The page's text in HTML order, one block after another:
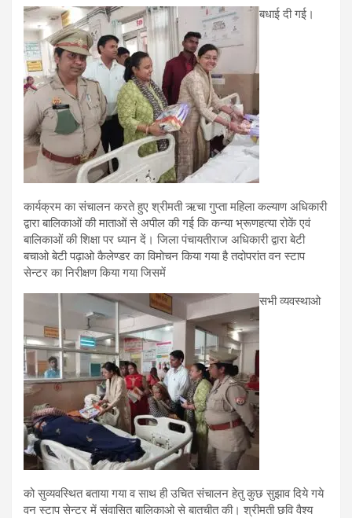
बधाई दी गई।
कार्यक्रम का संचालन करते हुए श्रीमती ऋचा गुप्ता महिला कल्याण अधिकारी
द्वारा बालिकाओं की माताओं से अपील की गई कि कन्या भ्रूणहत्या रोकें एवं
बालिकाओं की शिक्षा पर ध्यान दें। जिला पंचायतीराज अधिकारी द्वारा बेटी
बचाओ बेटी पढ़ाओ कैलेण्डर का विमोचन किया गया है तदोपरांत वन स्टाप
सेन्टर का निरीक्षण किया गया जिसमें
सभी व्यवस्थाओ
को सुव्यवस्थित बताया गया व साथ ही उचित संचालन हेतु कुछ सुझाव दिये गये
वन स्टाप सेन्टर में संवासित बालिकाओ से बातचीत की। श्रीमती छवि वैश्य